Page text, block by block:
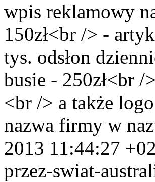
wpis reklamowy
150zł<br /> -
tys. odsłon
busie - 250zł<br /
<br /> a także
nazwa firmy w
2013 11:44:27
przez-swiat-